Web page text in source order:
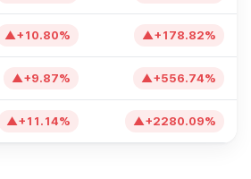
▲+ 10.80% ▲+ 178.82%
▲+9.87% ▲+556.74%
▲+ 11.14% ▲+2280.09%